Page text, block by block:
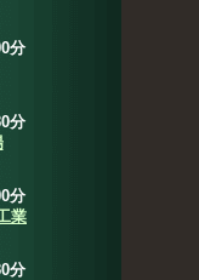
分
分
分
業
分